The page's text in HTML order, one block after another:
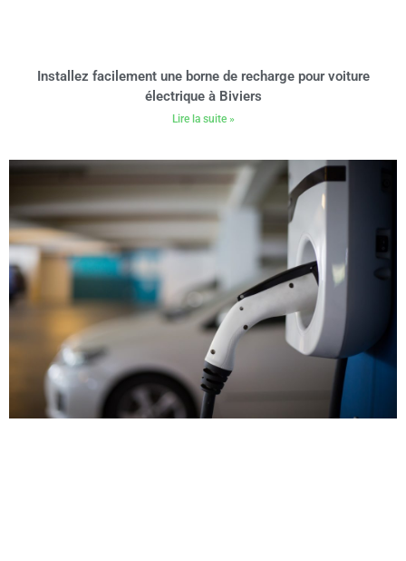
Installez facilement une borne de recharge pour voiture
électrique à Biviers
Lire la suite »